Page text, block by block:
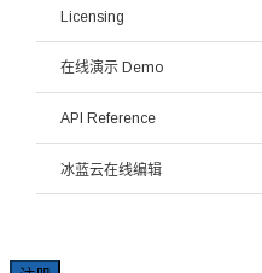
Licensing
在线演示 Demo
API Reference
冰蓝云在线编辑